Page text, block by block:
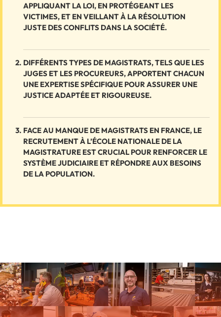
APPLIQUANT LA LOI, EN PROTÉGEANT LES
VICTIMES, ET EN VEILLANT À LA RÉSOLUTION
JUSTE DES CONFLITS DANS LA SOCIÉTÉ.
DIFFÉRENTS TYPES DE MAGISTRATS, TELS QUE LES
JUGES ET LES PROCUREURS, APPORTENT CHACUN
UNE EXPERTISE SPÉCIFIQUE POUR ASSURER UNE
JUSTICE ADAPTÉE ET RIGOUREUSE.
FACE AU MANQUE DE MAGISTRATS EN FRANCE, LE
RECRUTEMENT À L’ÉCOLE NATIONALE DE LA
MAGISTRATURE EST CRUCIAL POUR RENFORCER LE
SYSTÈME JUDICIAIRE ET RÉPONDRE AUX BESOINS
DE LA POPULATION.